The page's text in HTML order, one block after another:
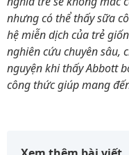
nhưng có thể thấy sữa
hệ miễn dịch của trẻ
nghiên cứu chuyên sâu,
nguyện khi thấy Abbott
công thức giúp mang